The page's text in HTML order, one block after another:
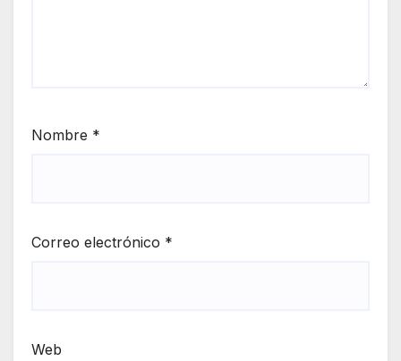
Nombre *
Correo electrónico *
Web